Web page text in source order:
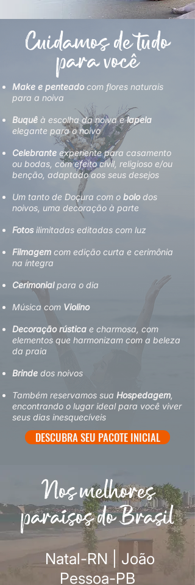
Cuidamos de tudo
para você
Make e penteadocom flores naturais
para a noiva
Buquê à escolha da noiva elapela
elegante para o noivo
Celebrante experiente para casamento
ou bodas, com efeito civil, religioso e/ou
benção, adaptado aos seus desejos
Um tanto de Doçura com o bolodos
noivos, uma decoração à parte
Fotosilimitadas editadas com luz
Filmagem com edição curta e cerimônia
na íntegra
Cerimonialpara o dia
Música com Violino
Decoração rústica e charmosa, com
elementos que harmonizam com a beleza
da praia
Brinde dos noivos
Também reservamos sua Hospedagem
encontrando o lugar ideal para você viver
seus dias inesquecíveis
DESCUBRA SEU PACOTE INICIAL
Nos melhores
paraísos do Brasil
Natal-RN | João
Pessoa-PB